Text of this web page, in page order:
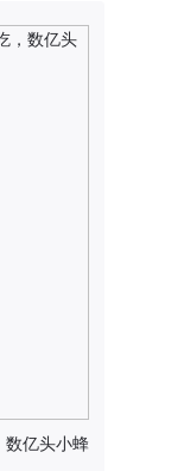
数亿头小蜂